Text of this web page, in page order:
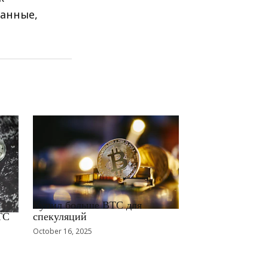
RRCNEWS_RU
Купил больше BTC для
спекуляций
October 16, 2025